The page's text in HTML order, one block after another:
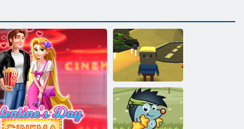
Kogama Der
Fall Geisterhaus